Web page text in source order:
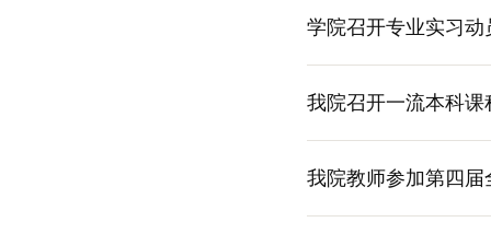
学院召开专业实习动
我院召开一流本科课
我院教师参加第四